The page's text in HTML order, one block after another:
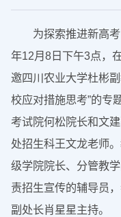
为探索推进新高
年12月8日下午3点，
邀四川农业大学杜彬
校应对措施思考”的专
考试院何松院长和文
处招生科王文龙老师
级学院院长、分管教
责招生宣传的辅导员
副处长肖星星主持。